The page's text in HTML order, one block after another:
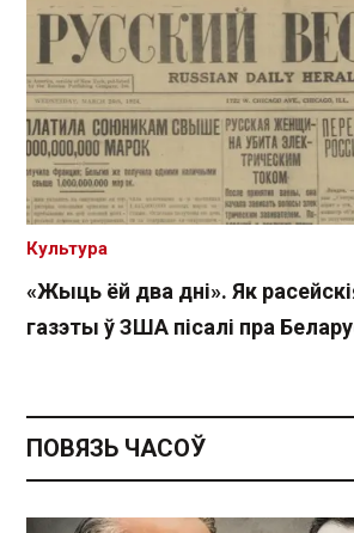
«Жыць ёй два дні». Як
газэты ў ЗША пісалі пра
Культура
ПОВЯЗЬ ЧАСОЎ